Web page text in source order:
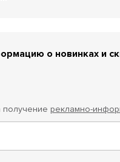
о новинках и
получение рекламно-